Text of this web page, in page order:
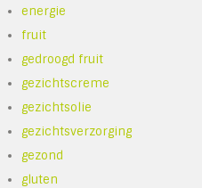
energie
fruit
gedroogd fruit
gezichtscreme
gezichtsolie
gezichtsverzorging
gezond
gluten